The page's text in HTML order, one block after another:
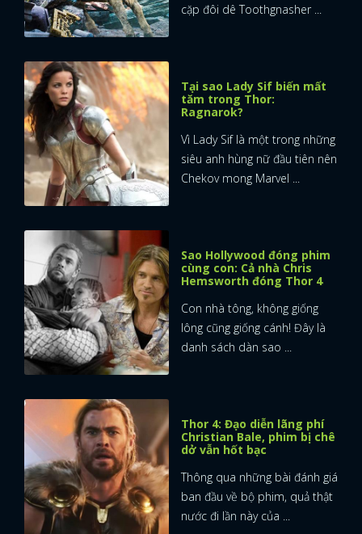
cặp đôi dê Toothgnasher ...
Tại sao Lady Sif biến mất
tăm trong Thor:
Ragnarok?
Vì Lady Sif là một trong những
siêu anh hùng nữ đầu tiên nên
Chekov mong Marvel ...
Sao Hollywood đóng phim
cùng con: Cả nhà Chris
Hemsworth đóng Thor 4
Con nhà tông, không giống
lông cũng giống cánh! Đây là
danh sách dàn sao ...
Thor 4: Đạo diễn lãng phí
Christian Bale, phim bị chê
dở vẫn hốt bạc
Thông qua những bài đánh giá
ban đầu về bộ phim, quả thật
nước đi lần này của ...